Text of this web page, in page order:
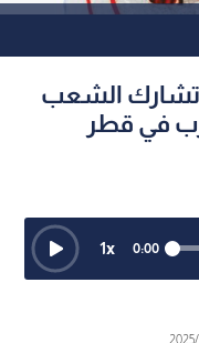
تشارك الشعب
في قطر
0:00
1x